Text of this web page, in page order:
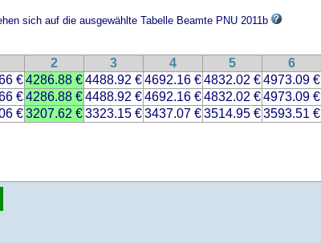
sich auf die ausgewählte Tabelle Beamte PNU 2011b
2 3 4 5 6
€4286.88 €4488.92 €4692.16 €4832.02 €4973.09 €
€4286.88 €4488.92 €4692.16 €4832.02 €4973.09 €
€3207.62 €3323.15 €3437.07 €3514.95 €3593.51 €